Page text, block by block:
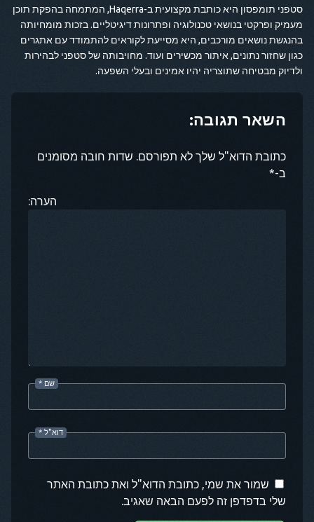
סטפני תומפסון היא כותבת מקצועית ב-Haqerra, המתמחה בהפקת תוכן
מעמיק ופרקטי בנושאי טכנולוגיה ופתרונות דיגיטליים. בזכות מומחיותה
בהנגשת נושאים מורכבים, היא מסייעת לקוראים להתמודד עם אתגרים
כגון שחזור נתונים, איתור מכשירים ועוד. מחויבותה של סטפני לבהירות
ולדיוק מבטיחה שתוצריה יהיו אמינים ובעלי השפעה.
השאר תגובה:
כתובת הדוא"ל שלך לא תפורסם. שדות חובה מסומנים
ב-*
הערה:
שם *
דוא"ל *
שמור את שמי, כתובת הדוא"ל ואת כתובת האתר
שלי בדפדפן זה לפעם הבאה שאגיב.